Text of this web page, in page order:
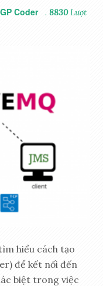
GP Coder .8830Lượt
hiểu cách tạo
để kết nối đến
biệt trong việc